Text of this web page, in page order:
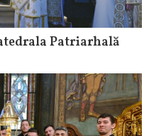
Patriarhală